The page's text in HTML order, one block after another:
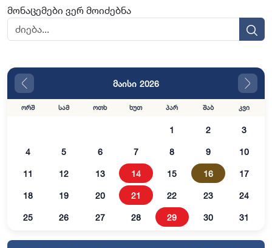
მონაცემები ვერ მოიძებნა
მაისი 2026
ორშ სამ ოთხ ხუთ პარ შაბ კვი
1 2 3
4 5 6 7 8 9 10
11 12 13 14 15 16 17
18 19 20 21 22 23 24
25 26 27 28 29 30 31